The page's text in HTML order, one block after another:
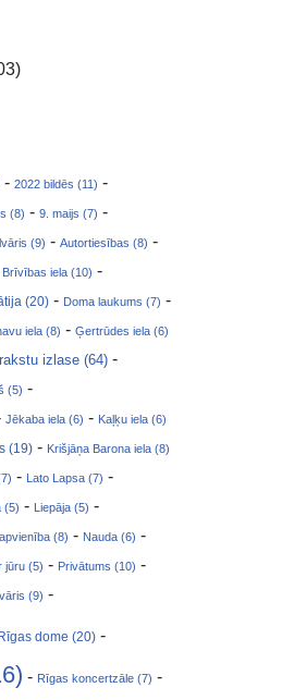
- 2022 bildēs (11) -
(8) - 9. maijs (7) -
(9) - Autortiesības (8) -
Brīvības iela (10) -
(20) - Doma laukums (7) -
iela (8) - Ģertrūdes iela (6)
izlase (64) -
(5) -
Jēkaba iela (6) - Kaļķu iela (6)
(19) - Krišjāņa Barona iela (8)
- Lato Lapsa (7) -
(5) - Liepāja (5) -
(8) - Nauda (6) -
jūru (5) - Privātums (10) -
(9) -
Rīgas dome (20) -
- Rīgas koncertzāle (7) -